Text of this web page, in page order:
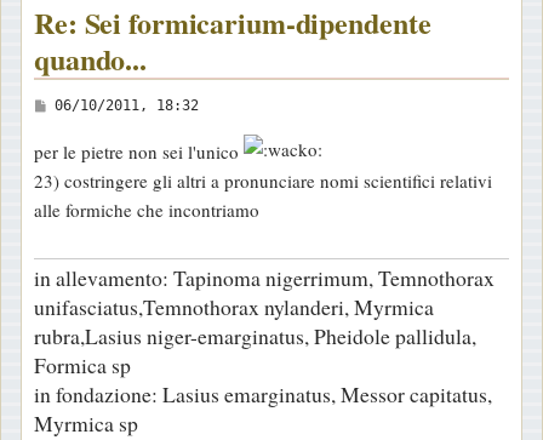
Re: Sei formicarium-dipendente
quando...
M
s
s
a
g
i
o
06/10/2011, 18:32
per le pietre non sei l'unico
23) costringere gli altri a pronunciare nomi scientifici relativi
alle formiche che incontriamo
in allevamento: Tapinoma nigerrimum, Temnothorax
unifasciatus,Temnothorax nylanderi, Myrmica
rubra,Lasius niger-emarginatus, Pheidole pallidula,
Formica sp
in fondazione: Lasius emarginatus, Messor capitatus,
Myrmica sp